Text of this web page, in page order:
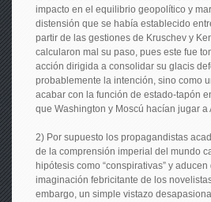
impacto en el equilibrio geopolítico y
distensión que se había establecido
partir de las gestiones de Kruschev y
calcularon mal su paso, pues este fue
acción dirigida a consolidar su glacis
probablemente la intención, sino como
acabar con la función de estado-tapón
que Washington y Moscú hacían jugar a
2) Por supuesto los propagandistas
de la comprensión imperial del mundo
hipótesis como “conspirativas” y
imaginación febricitante de los
embargo, un simple vistazo